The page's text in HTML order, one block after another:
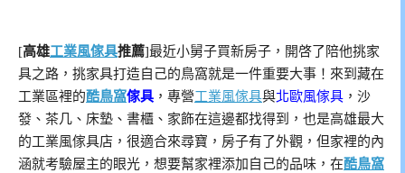
[高雄工業風傢具推薦]最近小舅子買新房子，開啓了陪他挑家
具之路，挑家具打造自己的鳥窩就是一件重要大事！來到藏在
工業區裡的酷鳥窩傢具 ，專營工業風傢具與北歐風傢具 ，沙
發、茶几、床墊、書櫃、家飾在這邊都找得到，也是高雄最大
的工業風傢具店，很適合來尋寶，房子有了外觀，但家裡的內
涵就考驗屋主的眼光，想要幫家裡添加自己的品味，在酷鳥窩